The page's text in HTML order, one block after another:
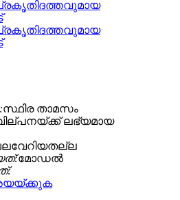
സ്ഥിര താമസം
ലഭ്യമായ
മോഡൽ